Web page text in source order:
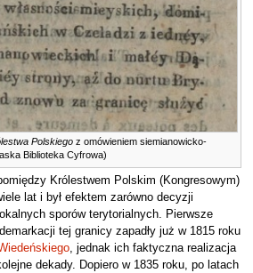
Polskiego z omówieniem siemianowicko-
Biblioteka Cyfrowa)
Królestwem Polskim (Kongresowym)
lat i był efektem zarówno decyzji
sporów terytorialnych. Pierwsze
tej granicy zapadły już w 1815 roku
, jednak ich faktyczna realizacja
dekady. Dopiero w 1835 roku, po latach